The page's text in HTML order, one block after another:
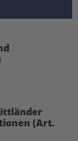
(Art.